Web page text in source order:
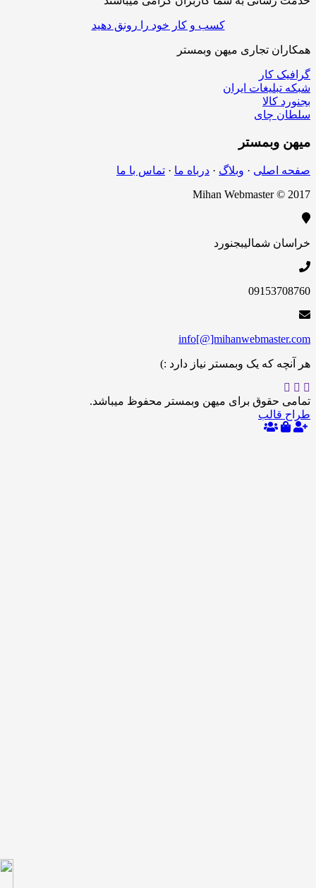
کسب و کار خود را رونق دهید
تجاری میهن وبمستر
ایران
چای
وبمستر
· وبلاگ · درباه ما · تماس با ما
Mihan Webmaster
شمالیبجنورد
که یک وبمستر نیاز دارد :)
برای میهن وبمستر محفوظ میباشد.